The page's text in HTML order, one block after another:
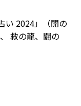
い 2024」（開の
救の龍、闘の